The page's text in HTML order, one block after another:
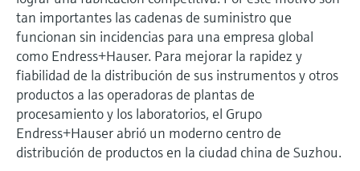
Visor de dispositivos
Encuentre información y documentación
específicas sobre los productos.
Buscador de repuestos
Encuentre repuestos por raíz del producto,
código de pedido o número de serie
electromecánico
Medición de nivel por barrera de
microondas
Level measurement with pressure
Ver todos
Medición mediante transmisión de
microondas
Memosens technology
Ver todos
la transparencia de los procesos
para una toma de decisiones más
sólida y fundamentada
tan importantes las cadenas de suministro que
funcionan sin incidencias para una empresa global
como Endress+Hauser. Para mejorar la rapidez y
fiabilidad de la distribución de sus instrumentos y otros
productos a las operadoras de plantas de
procesamiento y los laboratorios, el Grupo
Endress+Hauser abrió un moderno centro de
distribución de productos en la ciudad china de Suzhou.